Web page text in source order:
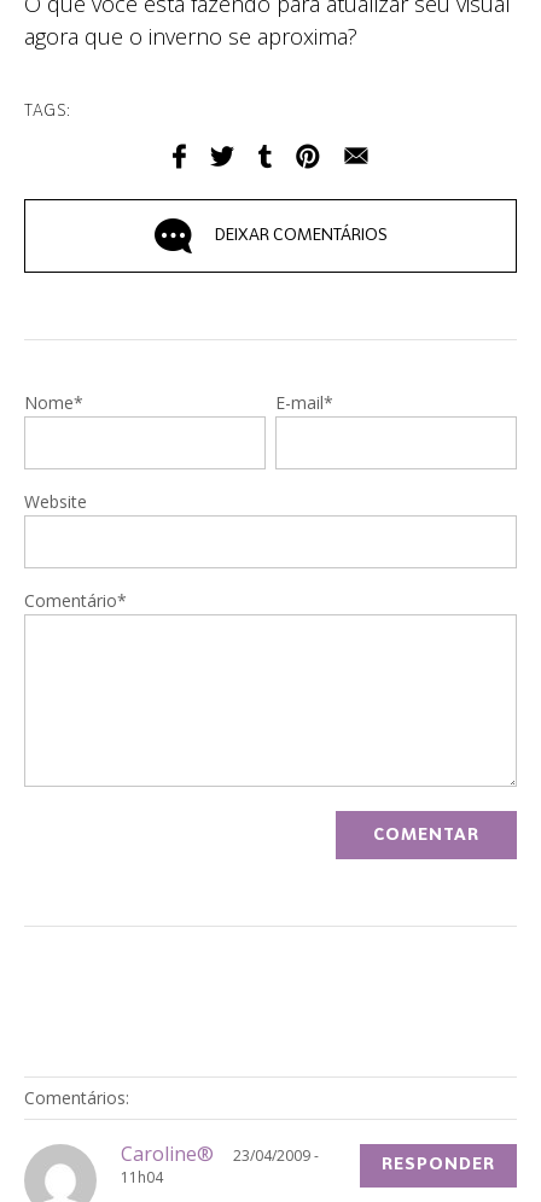
agora que o inverno se aproxima?
TAGS:
DEIXAR COMENTÁRIOS
Nome* E-mail*
Website
Comentário*
Comentários:
Caroline®
23/04/2009 -
11h04
RESPONDER